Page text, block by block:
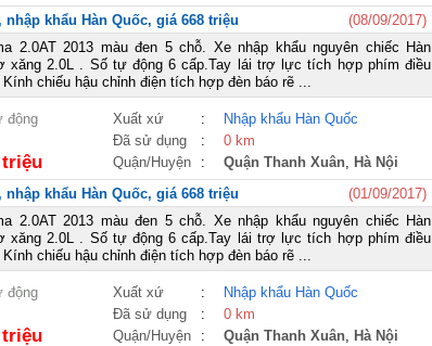
khẩu Hàn Quốc, giá 668 triệu
(08/09/2017)
2.0AT 2013 màu đen 5 chỗ. Xe nhập khẩu nguyên chiếc Hàn
xăng 2.0L . Số tự động 6 cấp.Tay lái trợ lực tích hợp phím điều
chiếu hậu chỉnh điện tích hợp đèn báo rẽ ...
động Xuất xứ :
Nhập khẩu Hàn Quốc
Đã sử dụng :
0 km
triệu Quận/Huyện : Quận Thanh Xuân, Hà Nội
khẩu Hàn Quốc, giá 668 triệu
(01/09/2017)
2.0AT 2013 màu đen 5 chỗ. Xe nhập khẩu nguyên chiếc Hàn
xăng 2.0L . Số tự động 6 cấp.Tay lái trợ lực tích hợp phím điều
chiếu hậu chỉnh điện tích hợp đèn báo rẽ ...
động Xuất xứ :
Nhập khẩu Hàn Quốc
Đã sử dụng :
0 km
triệu Quận/Huyện : Quận Thanh Xuân, Hà Nội